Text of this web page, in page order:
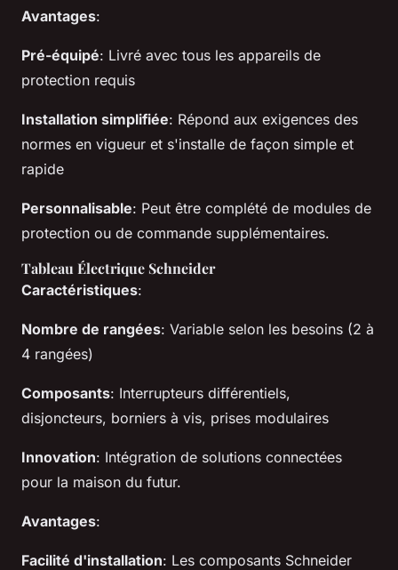
Avantages:
Pré-équipé: Livré avec tous les appareils de
protection requis
Installation simplifiée: Répond aux exigences des
normes en vigueur et s'installe de façon simple et
rapide
Personnalisable: Peut être complété de modules de
protection ou de commande supplémentaires.
Tableau Électrique Schneider
Caractéristiques:
Nombre de rangées: Variable selon les besoins (2 à
4 rangées)
Composants: Interrupteurs différentiels,
disjoncteurs, borniers à vis, prises modulaires
Innovation: Intégration de solutions connectées
pour la maison du futur.
Avantages:
Facilité d'installation: Les composants Schneider